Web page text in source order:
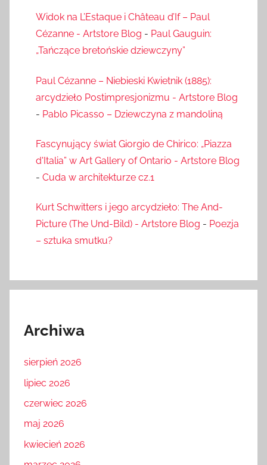
Widok na L’Estaque i Château d’If – Paul
Cézanne - Artstore Blog - Paul Gauguin:
„Tańczące bretońskie dziewczyny”
Paul Cézanne – Niebieski Kwietnik (1885):
arcydzieło Postimpresjonizmu - Artstore Blog
- Pablo Picasso – Dziewczyna z mandoliną
Fascynujący świat Giorgio de Chirico: „Piazza
d'Italia” w Art Gallery of Ontario - Artstore Blog
- Cuda w architekturze cz.1
Kurt Schwitters i jego arcydzieło: The And-
Picture (The Und-Bild) - Artstore Blog - Poezja
– sztuka smutku?
Archiwa
sierpień 2026
lipiec 2026
czerwiec 2026
maj 2026
kwiecień 2026